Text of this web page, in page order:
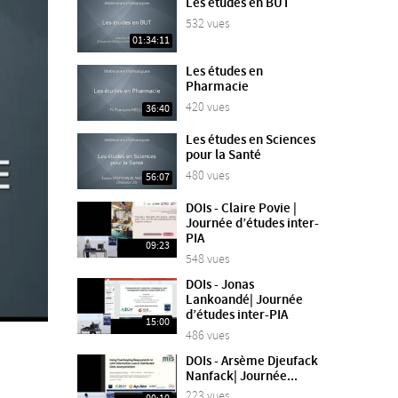
01:34:11
Les études en BUT
532 vues
36:40
Les études en
Pharmacie
420 vues
56:07
Les études en Sciences
pour la Santé
480 vues
09:23
DOIs - Claire Povie |
Journée d’études inter-
PIA
548 vues
15:00
DOIs - Jonas
Lankoandé| Journée
d’études inter-PIA
486 vues
DOIs - Arsème Djeufack
Nanfack| Journée...